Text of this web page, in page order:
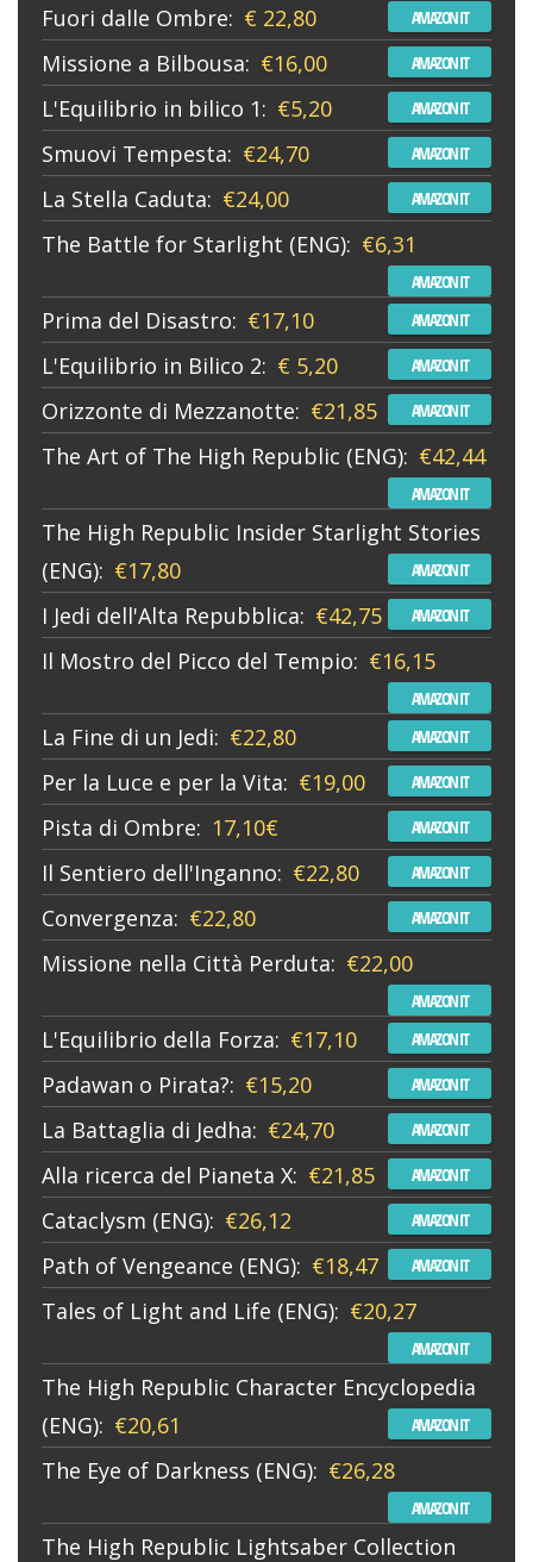
Fuori dalle Ombre: € 22,80 AMAZON IT
Missione a Bilbousa: €16,00 AMAZON IT
L'Equilibrio in bilico 1: €5,20 AMAZON IT
Smuovi Tempesta: €24,70 AMAZON IT
La Stella Caduta: €24,00 AMAZON IT
The Battle for Starlight (ENG): €6,31
AMAZON IT
Prima del Disastro: €17,10 AMAZON IT
L'Equilibrio in Bilico 2: € 5,20 AMAZON IT
Orizzonte di Mezzanotte: €21,85 AMAZON IT
The Art of The High Republic (ENG): €42,44
AMAZON IT
The High Republic Insider Starlight Stories
(ENG): €17,80 AMAZON IT
I Jedi dell'Alta Repubblica: €42,75 AMAZON IT
Il Mostro del Picco del Tempio: €16,15
AMAZON IT
La Fine di un Jedi: €22,80 AMAZON IT
Per la Luce e per la Vita: €19,00 AMAZON IT
Pista di Ombre: 17,10€ AMAZON IT
Il Sentiero dell'Inganno: €22,80 AMAZON IT
Convergenza: €22,80 AMAZON IT
Missione nella Città Perduta: €22,00
AMAZON IT
L'Equilibrio della Forza: €17,10 AMAZON IT
Padawan o Pirata?: €15,20 AMAZON IT
La Battaglia di Jedha: €24,70 AMAZON IT
Alla ricerca del Pianeta X: €21,85 AMAZON IT
Cataclysm (ENG): €26,12 AMAZON IT
Path of Vengeance (ENG): €18,47 AMAZON IT
Tales of Light and Life (ENG): €20,27
AMAZON IT
The High Republic Character Encyclopedia
(ENG): €20,61 AMAZON IT
The Eye of Darkness (ENG): €26,28
AMAZON IT
The High Republic Lightsaber Collection